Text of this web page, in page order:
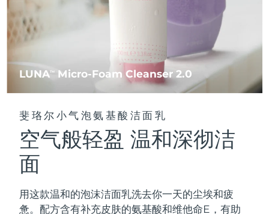
LUNATM Micro-Foam Cleanser 2.0
斐珞尔小气泡氨基酸洁面乳
空气般轻盈 温和深彻洁
面
用这款温和的泡沫洁面乳洗去你一天的尘埃和疲
惫。配方含有补充皮肤的氨基酸和维他命E，有助